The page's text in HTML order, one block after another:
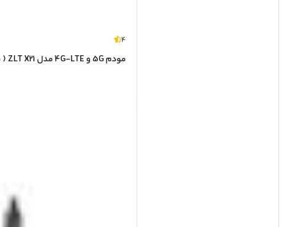
4
مودم 5G و 4G-LTE مدل ZLT X21 ( پنل سوپر ادمین ویژه ) (دست دوم)